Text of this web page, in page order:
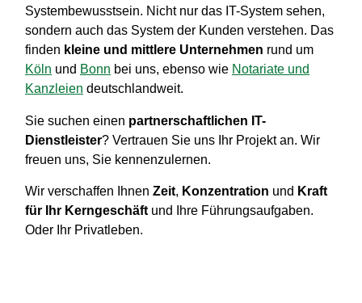
Systembewusstsein. Nicht nur das IT-System sehen,
sondern auch das System der Kunden verstehen. Das
finden kleine und mittlere Unternehmen rund um
Köln und Bonn bei uns, ebenso wie Notariate und
Kanzleien deutschlandweit.
Sie suchen einen partnerschaftlichen IT-
Dienstleister? Vertrauen Sie uns Ihr Projekt an. Wir
freuen uns, Sie kennenzulernen.
Wir verschaffen Ihnen Zeit, Konzentration und Kraft
für Ihr Kerngeschäft und Ihre Führungsaufgaben.
Oder Ihr Privatleben.